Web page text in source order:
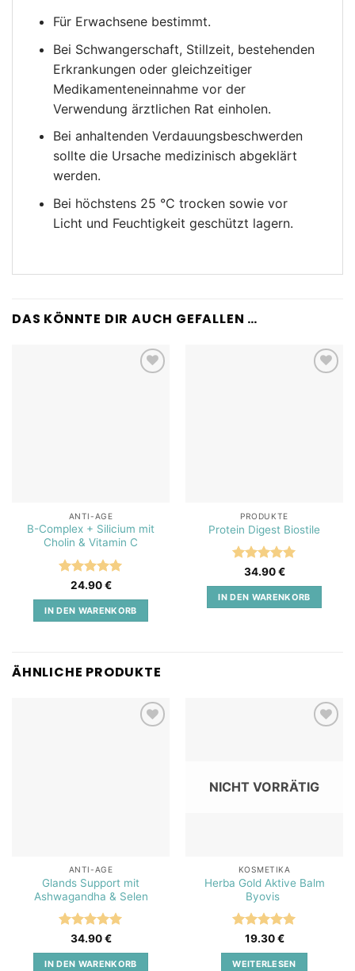
Für Erwachsene bestimmt.
Bei Schwangerschaft, Stillzeit, bestehenden
Erkrankungen oder gleichzeitiger
Medikamenteneinnahme vor der
Verwendung ärztlichen Rat einholen.
Bei anhaltenden Verdauungsbeschwerden
sollte die Ursache medizinisch abgeklärt
werden.
Bei höchstens 25 °C trocken sowie vor
Licht und Feuchtigkeit geschützt lagern.
DAS KÖNNTE DIR AUCH GEFALLEN …
ANTI-AGE
B-Complex + Silicium mit
Cholin & Vitamin C
Bewertet
mit5von
5
24.90€
IN DEN WARENKORB
PRODUKTE
Protein Digest Biostile
Bewertet
mit5von
5
34.90€
IN DEN WARENKORB
ÄHNLICHE PRODUKTE
ANTI-AGE
Glands Support mit
Ashwagandha & Selen
Bewertet
mit5von
5
34.90€
IN DEN WARENKORB
NICHT VORRÄTIG
KOSMETIKA
Herba Gold Aktive Balm
Byovis
Bewertet
mit5von
5
19.30€
WEITERLESEN